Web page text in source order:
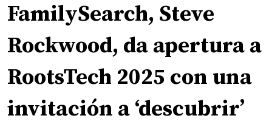
FamilySearch, Steve
Rockwood, da apertura a
RootsTech 2025 con una
invitación a ‘descubrir’